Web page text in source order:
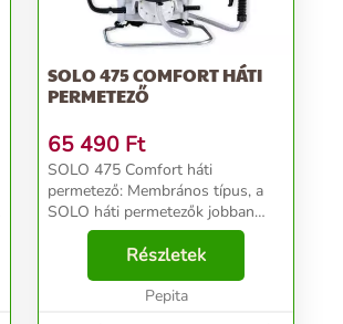
SOLO 475 COMFORT HÁTI
PERMETEZŐ
65 490 Ft
SOLO 475 Comfort háti
permetező: Membrános típus, a
SOLO háti permetezők jobban
felszerelt modellje, VITON
tőmítésekkel, kényelmes
vállpántokkal. A kevés
kopóalkatrész és a kiforrott
Részletek
Pepita